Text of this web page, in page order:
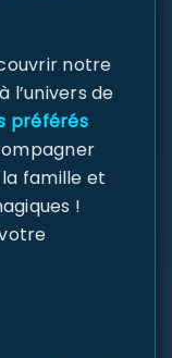
notre
l’univers de
préférés
famille et
!